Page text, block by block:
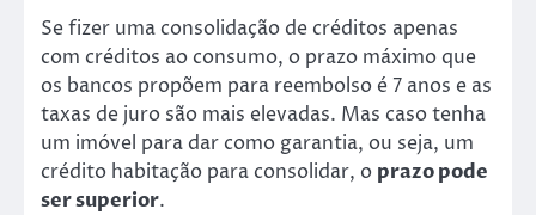
Se fizer uma consolidação de créditos apenas
com créditos ao consumo, o prazo máximo que
os bancos propõem para reembolso é 7 anos e as
taxas de juro são mais elevadas. Mas caso tenha
um imóvel para dar como garantia, ou seja, um
crédito habitação para consolidar, o prazo pode
ser superior.